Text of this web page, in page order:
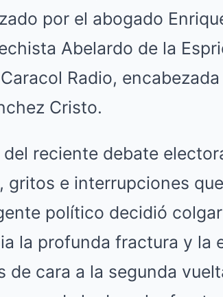
por el abogado
Abelardo de la
Radio,
Cristo.
reciente debate
gritos e interrupciones
político decidió
la profunda fractura y la
de cara a la segunda